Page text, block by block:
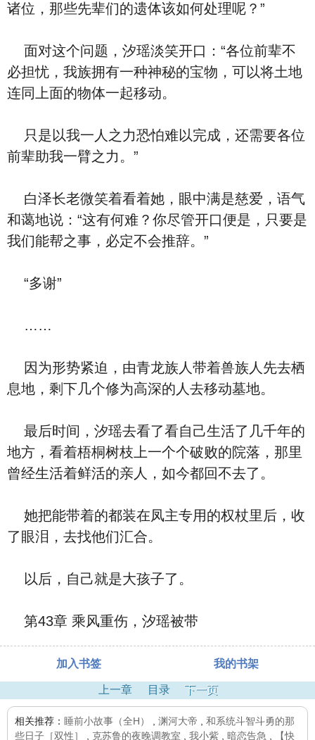
诸位，那些先辈们的遗体该如何处理呢？”
面对这个问题，汐瑶淡笑开口：“各位前辈不
必担忧，我族拥有一种神秘的宝物，可以将土地
连同上面的物体一起移动。
只是以我一人之力恐怕难以完成，还需要各位
前辈助我一臂之力。”
白泽长老微笑着看着她，眼中满是慈爱，语气
和蔼地说：“这有何难？你尽管开口便是，只要是
我们能帮之事，必定不会推辞。”
“多谢”
……
因为形势紧迫，由青龙族人带着兽族人先去栖
息地，剩下几个修为高深的人去移动墓地。
最后时间，汐瑶去看了看自己生活了几千年的
地方，看着梧桐树枝上一个个破败的院落，那里
曾经生活着鲜活的亲人，如今都回不去了。
她把能带着的都装在凤主专用的权杖里后，收
了眼泪，去找他们汇合。
以后，自己就是大孩子了。
第43章 乘风重伤，汐瑶被带
加入书签 我的书架
上一章 目录 下一页
相关推荐： 睡前小故事（全H） 渊河大帝
和系统斗智斗勇的那
些日子［双性］
克苏鲁的夜晚调教室 我小紫 暗恋告急 【快